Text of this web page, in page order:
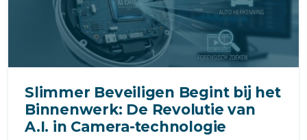
Slimmer Beveiligen Begint bij het
Binnenwerk: De Revolutie van
A.I. in Camera-technologie